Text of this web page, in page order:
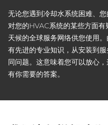
无论您遇到冷却水系统困难、
对您的HVAC系统的某些方面
天候的全球服务网络供您使用
有先进的专业知识，从安装到
同问题。这意味着您可以放心
有你需要的答案。